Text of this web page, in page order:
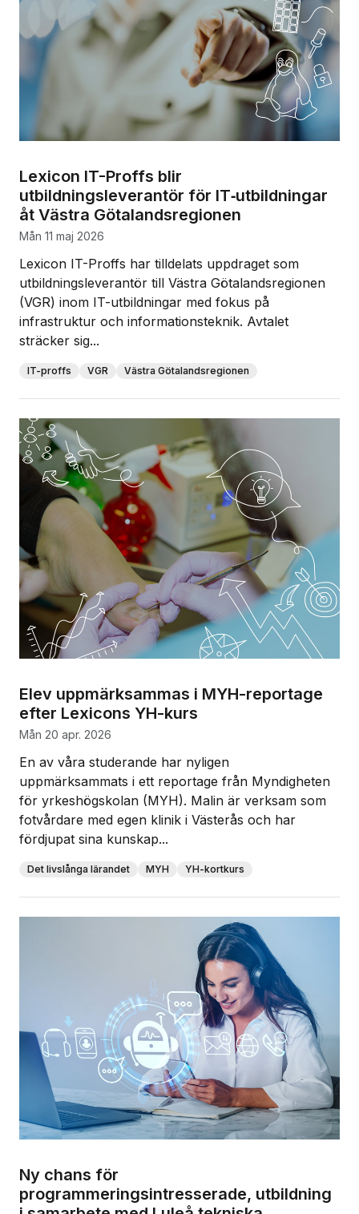
Lexicon IT-Proffs blir
utbildningsleverantör för IT‑utbildningar
åt Västra Götalandsregionen
mån 11 maj 2026
Lexicon IT-Proffs har tilldelats uppdraget som
utbildningsleverantör till Västra Götalandsregionen
(VGR) inom IT-utbildningar med fokus på
infrastruktur och informationsteknik. Avtalet
sträcker sig...
IT-proffs VGR Västra Götalandsregionen
Elev uppmärksammas i MYH-reportage
efter Lexicons YH-kurs
mån 20 apr. 2026
En av våra studerande har nyligen
uppmärksammats i ett reportage från Myndigheten
för yrkeshögskolan (MYH). Malin är verksam som
fotvårdare med egen klinik i Västerås och har
fördjupat sina kunskap...
Det livslånga lärandet MYH YH-kortkurs
Ny chans för
programmeringsintresserade, utbildning